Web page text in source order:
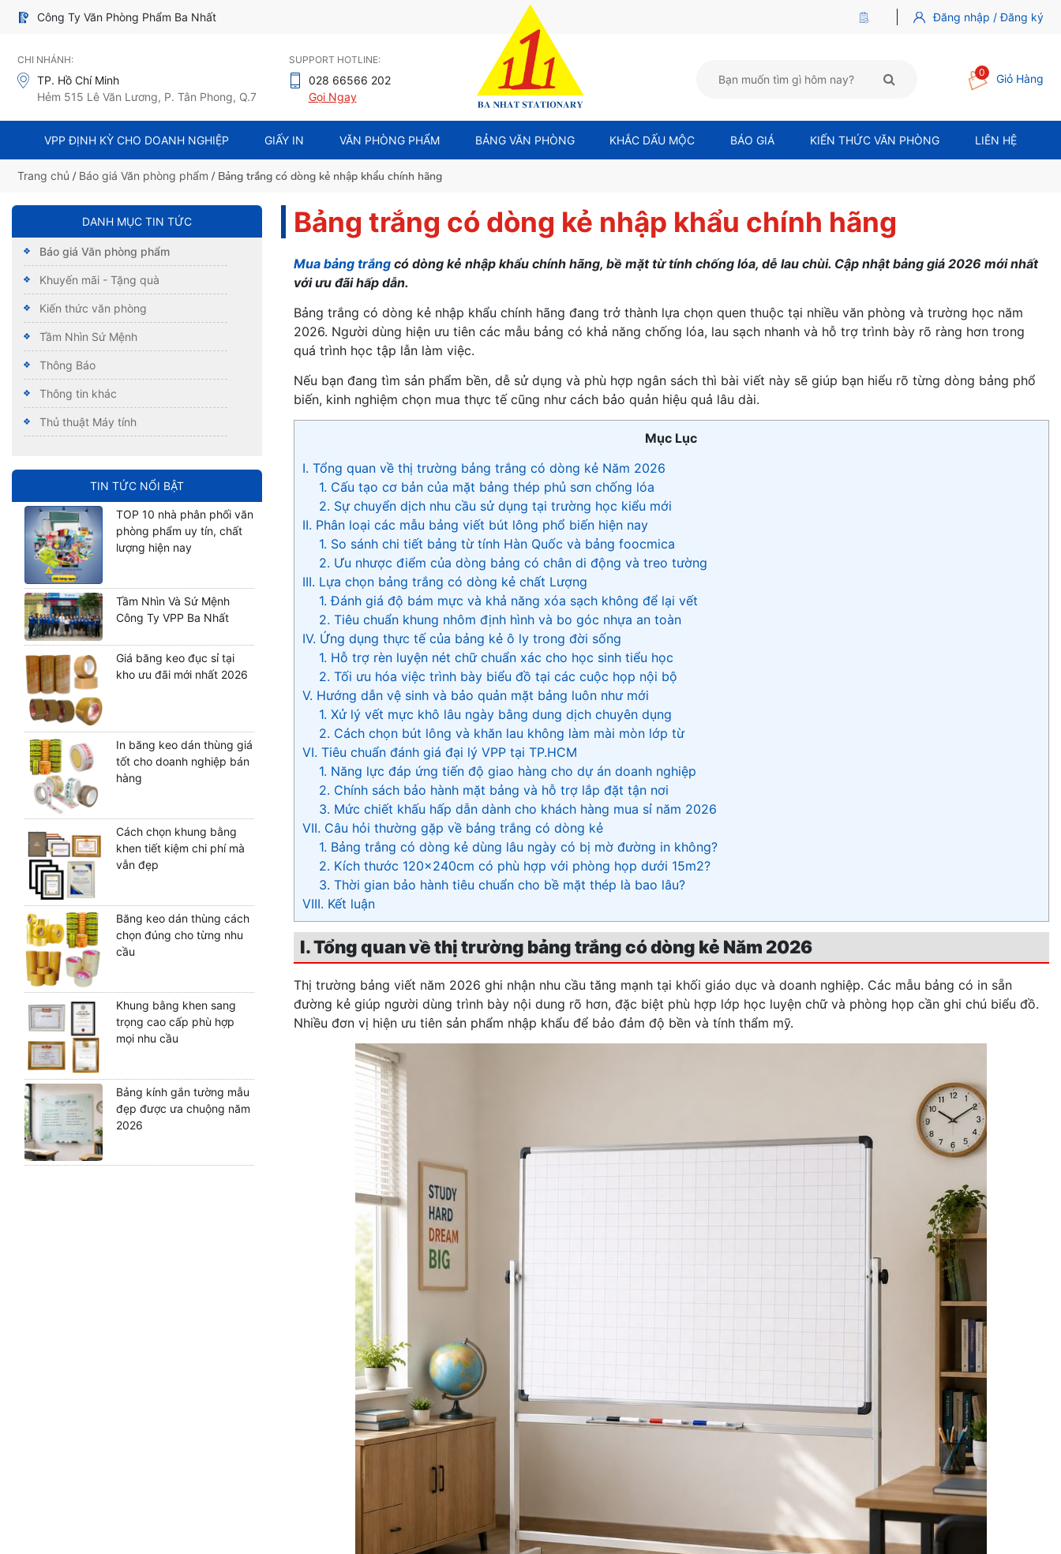
Công Ty Văn Phòng Phẩm Ba Nhất Đăng nhập / Đăng ký
CHI NHÁNH:
TP. Hồ Chí Minh
Hẻm 515 Lê Văn Lương, P. Tân Phong, Q.7
SUPPORT HOTLINE:
028 66566 202
Gọi Ngay
0 Giỏ Hàng
VPP ĐỊNH KỲ CHO DOANH NGHIỆP GIẤY IN VĂN PHÒNG PHẨM BẢNG VĂN PHÒNG KHẮC DẤU MỘC BÁO GIÁ KIẾN THỨC VĂN PHÒNG LIÊN HỆ
Trang chủ / Báo giá Văn phòng phẩm / Bảng trắng có dòng kẻ nhập khẩu chính hãng
DANH MỤC TIN TỨC
Báo giá Văn phòng phẩm
Khuyến mãi - Tặng quà
Kiến thức văn phòng
Tầm Nhìn Sứ Mệnh
Thông Báo
Thông tin khác
Thủ thuật Máy tính
TIN TỨC NỔI BẬT
TOP 10 nhà phân phối văn
phòng phẩm uy tín, chất
lượng hiện nay
Tầm Nhìn Và Sứ Mệnh
Công Ty VPP Ba Nhất
Giá băng keo đục sỉ tại
kho ưu đãi mới nhất 2026
In băng keo dán thùng giá
tốt cho doanh nghiệp bán
hàng
Cách chọn khung bằng
khen tiết kiệm chi phí mà
vẫn đẹp
Băng keo dán thùng cách
chọn đúng cho từng nhu
cầu
Khung bằng khen sang
trọng cao cấp phù hợp
mọi nhu cầu
Bảng kính gắn tường mẫu
đẹp được ưa chuộng năm
2026
Bảng trắng có dòng kẻ nhập khẩu chính hãng
Mua bảng trắngcó dòng kẻ nhập khẩu chính hãng, bề mặt từ tính chống lóa, dễ lau chùi. Cập nhật bảng giá 2026 mới nhất
với ưu đãi hấp dẫn.
Bảng trắng có dòng kẻ nhập khẩu chính hãng đang trở thành lựa chọn quen thuộc tại nhiều văn phòng và trường học năm
2026. Người dùng hiện ưu tiên các mẫu bảng có khả năng chống lóa, lau sạch nhanh và hỗ trợ trình bày rõ ràng hơn trong
quá trình học tập lẫn làm việc.
Nếu bạn đang tìm sản phẩm bền, dễ sử dụng và phù hợp ngân sách thì bài viết này sẽ giúp bạn hiểu rõ từng dòng bảng phổ
biến, kinh nghiệm chọn mua thực tế cũng như cách bảo quản hiệu quả lâu dài.
Mục Lục
I. Tổng quan về thị trường bảng trắng có dòng kẻ Năm 2026
1. Cấu tạo cơ bản của mặt bảng thép phủ sơn chống lóa
2. Sự chuyển dịch nhu cầu sử dụng tại trường học kiểu mới
II. Phân loại các mẫu bảng viết bút lông phổ biến hiện nay
1. So sánh chi tiết bảng từ tính Hàn Quốc và bảng foocmica
2. Ưu nhược điểm của dòng bảng có chân di động và treo tường
III. Lựa chọn bảng trắng có dòng kẻ chất Lượng
1. Đánh giá độ bám mực và khả năng xóa sạch không để lại vết
2. Tiêu chuẩn khung nhôm định hình và bo góc nhựa an toàn
IV. Ứng dụng thực tế của bảng kẻ ô ly trong đời sống
1. Hỗ trợ rèn luyện nét chữ chuẩn xác cho học sinh tiểu học
2. Tối ưu hóa việc trình bày biểu đồ tại các cuộc họp nội bộ
V. Hướng dẫn vệ sinh và bảo quản mặt bảng luôn như mới
1. Xử lý vết mực khô lâu ngày bằng dung dịch chuyên dụng
2. Cách chọn bút lông và khăn lau không làm mài mòn lớp từ
VI. Tiêu chuẩn đánh giá đại lý VPP tại TP.HCM
1. Năng lực đáp ứng tiến độ giao hàng cho dự án doanh nghiệp
2. Chính sách bảo hành mặt bảng và hỗ trợ lắp đặt tận nơi
3. Mức chiết khấu hấp dẫn dành cho khách hàng mua sỉ năm 2026
VII. Câu hỏi thường gặp về bảng trắng có dòng kẻ
1. Bảng trắng có dòng kẻ dùng lâu ngày có bị mờ đường in không?
2. Kích thước 120x240cm có phù hợp với phòng họp dưới 15m2?
3. Thời gian bảo hành tiêu chuẩn cho bề mặt thép là bao lâu?
VIII. Kết luận
I. Tổng quan về thị trường bảng trắng có dòng kẻ Năm 2026
Thị trường bảng viết năm 2026 ghi nhận nhu cầu tăng mạnh tại khối giáo dục và doanh nghiệp. Các mẫu bảng có in sẵn
đường kẻ giúp người dùng trình bày nội dung rõ hơn, đặc biệt phù hợp lớp học luyện chữ và phòng họp cần ghi chú biểu đồ.
Nhiều đơn vị hiện ưu tiên sản phẩm nhập khẩu để bảo đảm độ bền và tính thẩm mỹ.